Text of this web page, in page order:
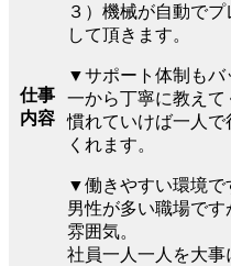
仕事
内容
３）機械が自動で
して頂きます。
▼サポート体制もバ
一から丁寧に教えて
慣れていけば一人
くれます。
▼働きやすい環境で
男性が多い職場で
雰囲気。
社員一人一人を大事